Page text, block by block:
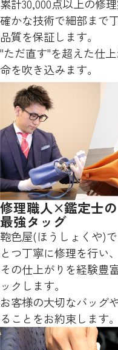
累計30,000点以上の修
確かな技術で細部まで
品質を保証します。
"ただ直す"を超えた仕
命を吹き込みます。
修理職人×鑑定士の
最強タッグ
鞄色屋(ほうしょくや)
とつ丁寧に修理を行い、
その仕上がりを経験豊
ックします。
お客様の大切なバッグ
ることをお約束します。